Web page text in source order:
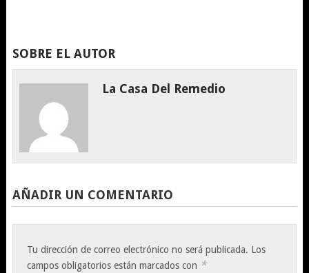
SOBRE EL AUTOR
La Casa Del Remedio
AÑADIR UN COMENTARIO
Tu dirección de correo electrónico no será publicada. Los
campos obligatorios están marcados con *